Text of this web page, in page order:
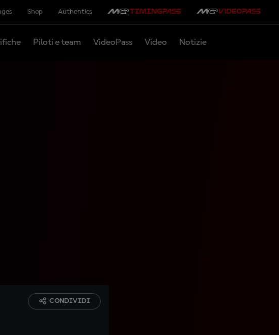
Shop Authentics
Piloti e team VideoPass Video Notizie
CONDIVIDI